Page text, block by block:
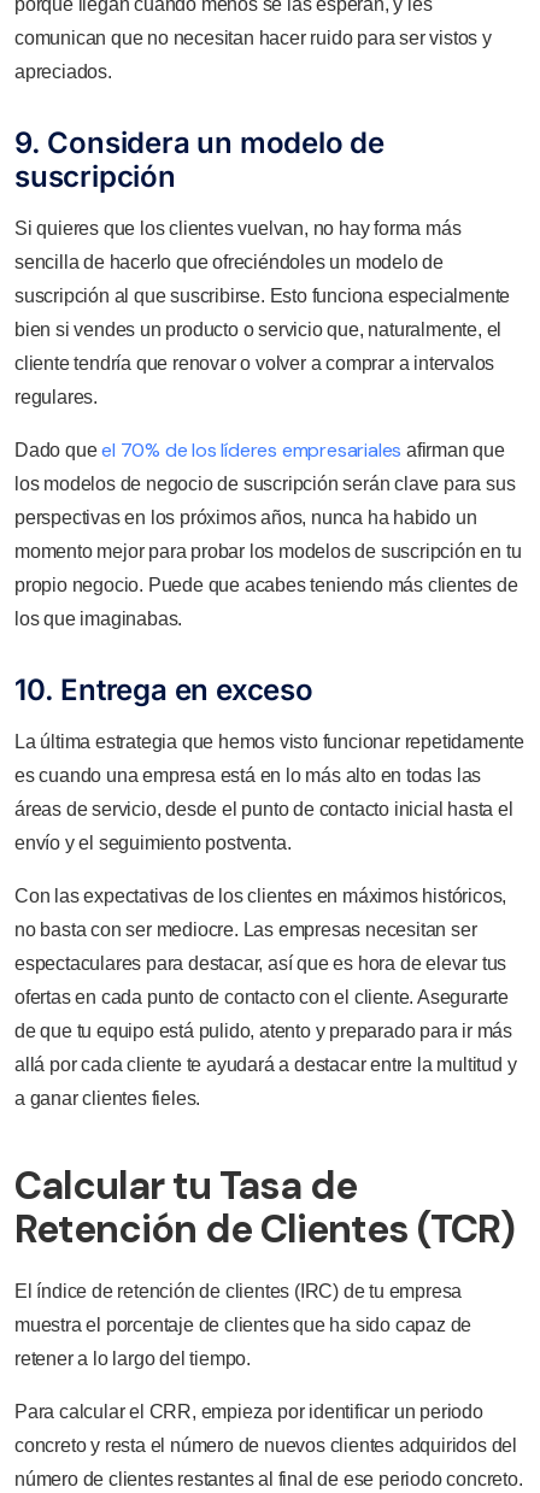
porque llegan cuando menos se las esperan, y les
comunican que no necesitan hacer ruido para ser vistos y
apreciados.
9. Considera un modelo de
suscripción
Si quieres que los clientes vuelvan, no hay forma más
sencilla de hacerlo que ofreciéndoles un modelo de
suscripción al que suscribirse. Esto funciona especialmente
bien si vendes un producto o servicio que, naturalmente, el
cliente tendría que renovar o volver a comprar a intervalos
regulares.
Dado queel 70% de los líderes empresariales afirman que
los modelos de negocio de suscripción serán clave para sus
perspectivas en los próximos años, nunca ha habido un
momento mejor para probar los modelos de suscripción en tu
propio negocio. Puede que acabes teniendo más clientes de
los que imaginabas.
10. Entrega en exceso
La última estrategia que hemos visto funcionar repetidamente
es cuando una empresa está en lo más alto en todas las
áreas de servicio, desde el punto de contacto inicial hasta el
envío y el seguimiento postventa.
Con las expectativas de los clientes en máximos históricos,
no basta con ser mediocre. Las empresas necesitan ser
espectaculares para destacar, así que es hora de elevar tus
ofertas en cada punto de contacto con el cliente. Asegurarte
de que tu equipo está pulido, atento y preparado para ir más
allá por cada cliente te ayudará a destacar entre la multitud y
a ganar clientes fieles.
Calcular tu Tasa de
Retención de Clientes (TCR)
El índice de retención de clientes (IRC) de tu empresa
muestra el porcentaje de clientes que ha sido capaz de
retener a lo largo del tiempo.
Para calcular el CRR, empieza por identificar un periodo
concreto y resta el número de nuevos clientes adquiridos del
número de clientes restantes al final de ese periodo concreto.